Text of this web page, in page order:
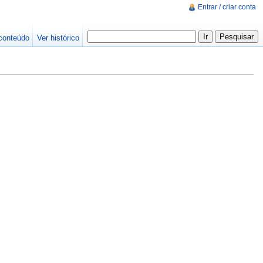
Entrar / criar conta
Ver histórico